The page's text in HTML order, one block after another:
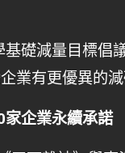
礎減量目標倡
業有更優異的減
企業永續承諾